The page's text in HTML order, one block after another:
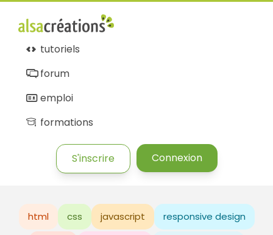
tutoriels
forum
emploi
formations
S'inscrire Connexion
html css javascript responsive design